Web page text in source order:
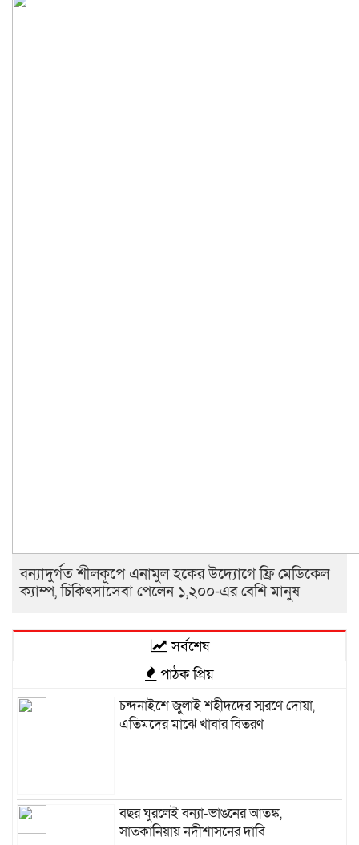
বন্যাদুর্গত শীলকূপে এনামুল হকের উদ্যোগে ফ্রি মেডিকেল
ক্যাম্প, চিকিৎসাসেবা পেলেন ১,২০০-এর বেশি মানুষ
সর্বশেষ
পাঠক প্রিয়
চন্দনাইশে জুলাই শহীদদের স্মরণে দোয়া,
এতিমদের মাঝে খাবার বিতরণ
বছর ঘুরলেই বন্যা-ভাঙনের আতঙ্ক,
সাতকানিয়ায় নদীশাসনের দাবি